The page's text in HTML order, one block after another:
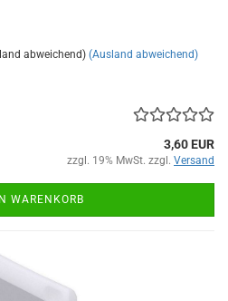
abweichend) (Ausland abweichend)
3,60 EUR
zzgl. 19% MwSt. zzgl. Versand
WARENKORB